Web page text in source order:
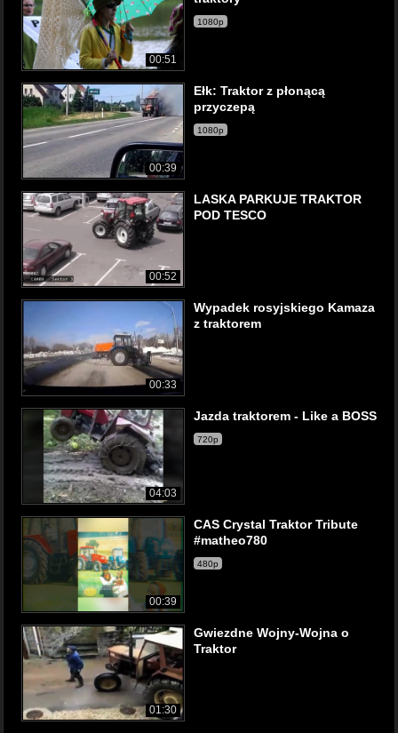
00:51
1080p
00:39
Ełk: Traktor z płonącą
przyczepą
1080p
00:52
LASKA PARKUJE TRAKTOR
POD TESCO
00:33
Wypadek rosyjskiego Kamaza
z traktorem
04:03
Jazda traktorem - Like a BOSS
720p
00:39
CAS Crystal Traktor Tribute
#matheo780
480p
01:30
Gwiezdne Wojny-Wojna o
Traktor